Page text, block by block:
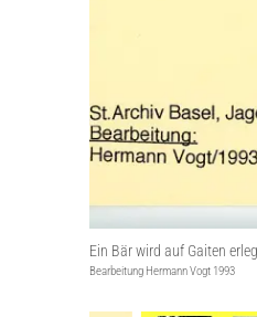
Ein Bär wird auf Gaiten
Bearbeitung Hermann Vogt 1993
D Pöstlerdynastie Plattner